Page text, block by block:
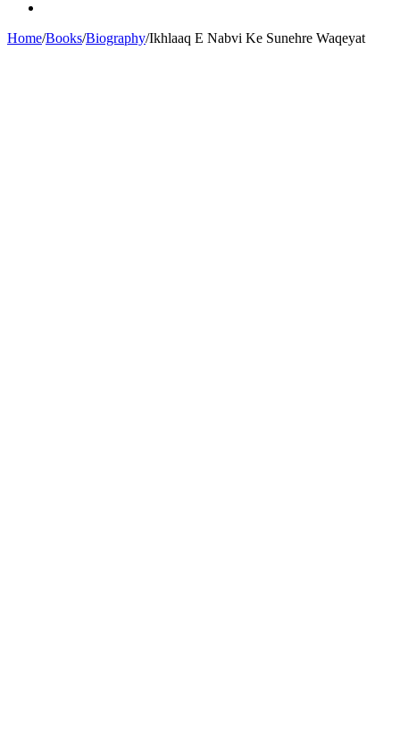
Home/Books/Biography/Ikhlaaq E Nabvi Ke Sunehre Waqeyat